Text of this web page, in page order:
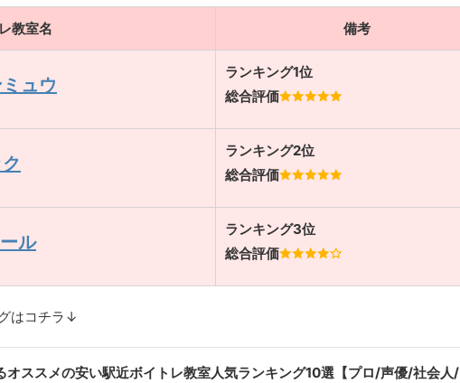
教室名 備考
ュウ
ランキング1位
総合評価
ランキング2位
総合評価
ル
ランキング3位
総合評価
はコチラ↓
オススメの安い駅近ボイトレ教室人気ランキング10選【プロ/声優/社会人/